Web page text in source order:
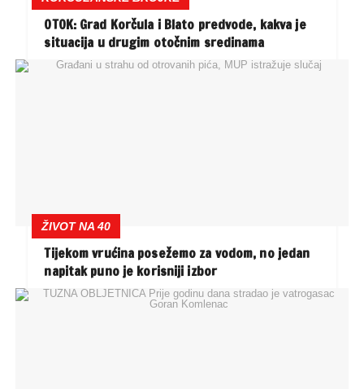
OTOK: Grad Korčula i Blato predvode, kakva je
situacija u drugim otočnim sredinama
ŽIVOT NA 40
Tijekom vrućina posežemo za vodom, no jedan
napitak puno je korisniji izbor